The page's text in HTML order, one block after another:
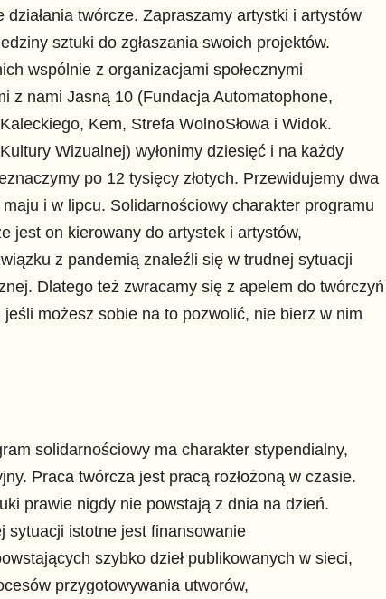
działania twórcze. Zapraszamy artystki i artystów
sztuki do zgłaszania swoich projektów.
wspólnie z organizacjami społecznymi
z nami Jasną 10 (Fundacja Automatophone,
Kem, Strefa WolnoSłowa i Widok.
Wizualnej) wyłonimy dziesięć i na każdy
po 12 tysięcy złotych. Przewidujemy dwa
i w lipcu. Solidarnościowy charakter programu
jest on kierowany do artystek i artystów,
z pandemią znaleźli się w trudnej sytuacji
Dlatego też zwracamy się z apelem do twórczyń
jeśli możesz sobie na to pozwolić, nie bierz w nim
solidarnościowy ma charakter stypendialny,
Praca twórcza jest pracą rozłożoną w czasie.
prawie nigdy nie powstają z dnia na dzień.
sytuacji istotne jest finansowanie
szybko dzieł publikowanych w sieci,
przygotowywania utworów,